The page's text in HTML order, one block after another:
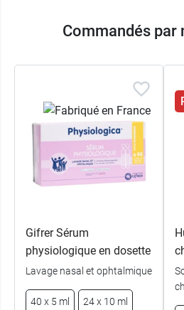
Commandés par
Gifrer Sérum
physiologique en dosette
Lavage nasal et ophtalmique
40 x 5 ml 24 x 10 ml